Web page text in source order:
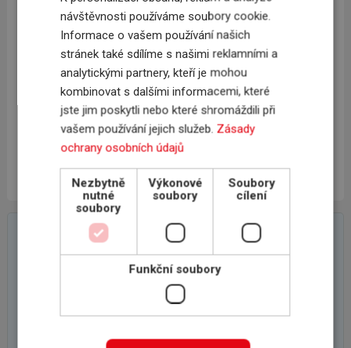
Nutricia a.s.
Potten & Pannen
- Staněk group, spol. s r.o.
On-line poptávkový formulář
návštěvnosti používáme soubory cookie.
Informace o vašem používání našich
stránek také sdílíme s našimi reklamními a
analytickými partnery, kteří je mohou
kombinovat s dalšími informacemi, které
jste jim poskytli nebo které shromáždili při
vašem používání jejich služeb. Zásady
ochrany osobních údajů
Nezbytně
nutné
soubory
Výkonové
soubory
Soubory
cílení
Funkční soubory